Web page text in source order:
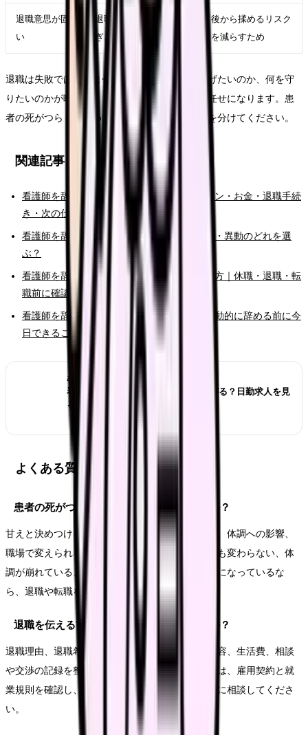
退職意思が固
い
退職日、有休、引き継
ぎ、書面記録を整える
後から揉めるリスク
を減らすため
退職は失敗ではありません。ただし、何から逃げたいのか、何を守
りたいのかが曖昧なままだと、次の選択肢が運任せになります。患
者の死がつらくて辞めたい時こそ、原因と条件を分けてください。
関連記事
看護師を辞めたい時の完全ガイド。限界サイン・お金・退職手続
き・次の仕事まで整理
看護師を辞めたい時の判断基準｜転職・休職・異動のどれを選
ぶ？
看護師を辞めたいけどお金が不安な時の考え方｜休職・退職・転
職前に確認すること
看護師を辞めたいと強く思った時の初動｜衝動的に辞める前に今
日できること
あわせて読みたい
看護師が夜勤なしにすると給料は下がる？日勤求人を見
る前の収入チェック
よくある質問
患者の死がつらくて辞めたいのは甘えですか？
甘えと決めつける必要はありません。悩みの原因、体調への影響、
職場で変えられる余地を分けて見ます。相談しても変わらない、体
調が崩れている、次の職場で避けたい条件が明確になっているな
ら、退職や転職を考える十分な理由になります。
退職を伝える前に何を準備すればいいですか？
退職理由、退職希望日、有休残日数、引き継ぎ内容、生活費、相談
や交渉の記録を整理します。法的な不安がある時は、雇用契約と就
業規則を確認し、必要に応じて公的窓口や専門家に相談してくださ
い。